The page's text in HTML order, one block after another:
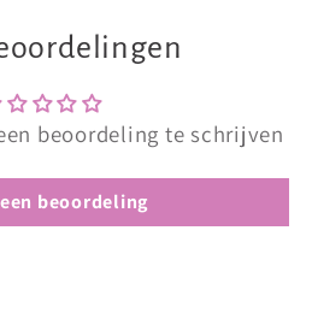
beoordeling te schrijven
beoordeling